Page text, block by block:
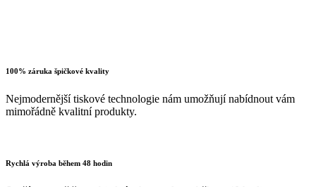
100% záruka špičkové kvality
Nejmodernější tiskové technologie nám umožňují nabídnout vám
mimořádně kvalitní produkty.
Rychlá výroba během 48 hodin